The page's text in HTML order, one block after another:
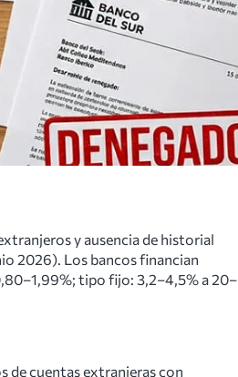
y ausencia de historial
2026). Los bancos financian
tipo fijo: 3,2–4,5% a 20–
de cuentas extranjeras con